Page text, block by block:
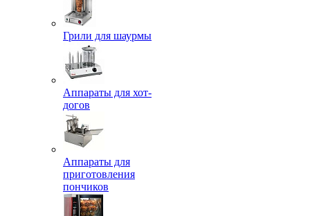
Грили для шаурмы
Аппараты для хот-
догов
Аппараты для
приготовления
пончиков